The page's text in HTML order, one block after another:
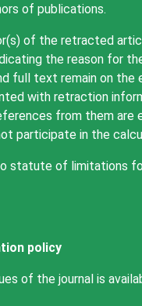
of publications.
of the retracted
the reason for
full text remain on the
with retraction
from them are
participate in the
statute of limitations
policy
of the journal is